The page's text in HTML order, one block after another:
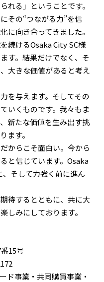
れる」ということです。
その“つながる力”を信
に向き合ってきました。
続けるOsaka City SC様
す。結果だけでなく、そ
大きな価値があると考え
を与えます。そしてその
いくものです。我々もま
新たな価値を生み出す挑
ます。
からこそ面白い。今から
と信じています。Osaka
そして力強く前に進ん
待するとともに、共に大
しみにしております。
15号
ド事業・共同購買事業・